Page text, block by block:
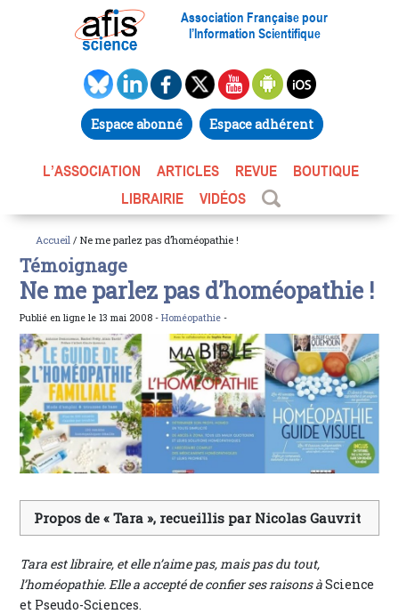
Association Française pour
l’Information Scientifique
Espace abonné Espace adhérent
L’ASSOCIATION ARTICLES REVUE
BOUTIQUE
LIBRAIRIE
VIDÉOS
Accueil / Ne me parlez pas d’homéopathie !
Témoignage
Ne me parlez pas d’homéopathie !
Publié en ligne le 13 mai 2008 -Homéopathie -
Propos de « Tara », recueillis par Nicolas Gauvrit
Tara est libraire, et elle n’aime pas, mais pas du tout,
l’homéopathie. Elle a accepté de confier ses raisons àScience
et Pseudo-Sciences.